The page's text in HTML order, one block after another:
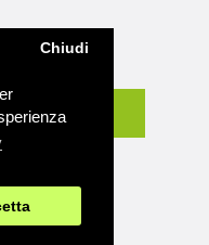
Chiudi
Acquista